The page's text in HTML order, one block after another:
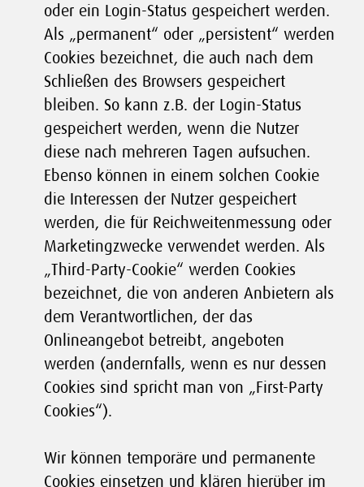
oder ein Login-Status gespeichert werden.
Als „permanent“ oder „persistent“ werden
Cookies bezeichnet, die auch nach dem
Schließen des Browsers gespeichert
bleiben. So kann z.B. der Login-Status
gespeichert werden, wenn die Nutzer
diese nach mehreren Tagen aufsuchen.
Ebenso können in einem solchen Cookie
die Interessen der Nutzer gespeichert
werden, die für Reichweitenmessung oder
Marketingzwecke verwendet werden. Als
„Third-Party-Cookie“ werden Cookies
bezeichnet, die von anderen Anbietern als
dem Verantwortlichen, der das
Onlineangebot betreibt, angeboten
werden (andernfalls, wenn es nur dessen
Cookies sind spricht man von „First-Party
Cookies“).
Wir können temporäre und permanente
Cookies einsetzen und klären hierüber im